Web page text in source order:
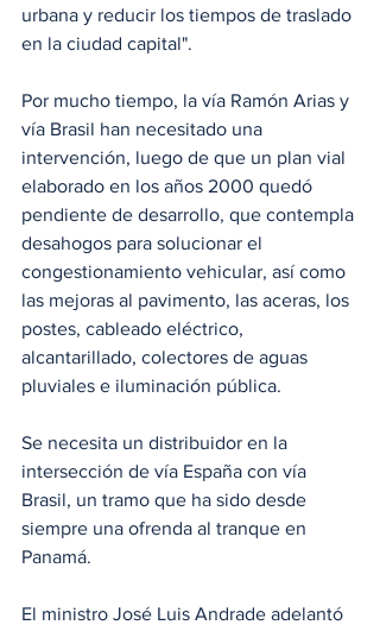
urbana y reducir los tiempos de traslado
en la ciudad capital".
Por mucho tiempo, la vía Ramón Arias y
vía Brasil han necesitado una
intervención, luego de que un plan vial
elaborado en los años 2000 quedó
pendiente de desarrollo, que contempla
desahogos para solucionar el
congestionamiento vehicular, así como
las mejoras al pavimento, las aceras, los
postes, cableado eléctrico,
alcantarillado, colectores de aguas
pluviales e iluminación pública.
Se necesita un distribuidor en la
intersección de vía España con vía
Brasil, un tramo que ha sido desde
siempre una ofrenda al tranque en
Panamá.
El ministro José Luis Andrade adelantó